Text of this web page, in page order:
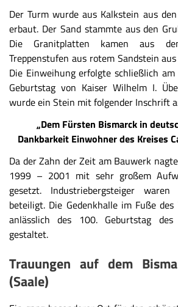
Der Turm wurde aus Kalkstein aus
erbaut. Der Sand stammte aus den
Die Granitplatten kamen aus
Treppenstufen aus rotem Sandstein
Die Einweihung erfolgte schließlich
Geburtstag von Kaiser Wilhelm I.
wurde ein Stein mit folgender Inschrift
„Dem Fürsten Bismarck in
Dankbarkeit Einwohner des Kreises
Da der Zahn der Zeit am Bauwerk
1999 – 2001 mit sehr großem
gesetzt. Industriebergsteiger
beteiligt. Die Gedenkhalle im Fuße
anlässlich des 100. Geburtstag
gestaltet.
Trauungen auf dem
(Saale)